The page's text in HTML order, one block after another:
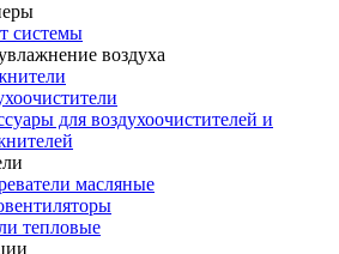
системы
воздуха
для воздухоочистителей и
масляные
тепловые